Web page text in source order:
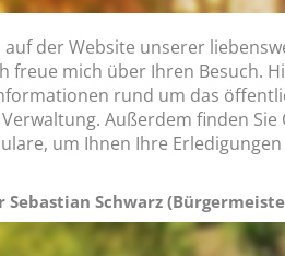
der Website unserer
freue mich über Ihren Besuch.
rund um das
Außerdem finden Sie
um Ihnen Ihre Erledigungen
Sebastian Schwarz